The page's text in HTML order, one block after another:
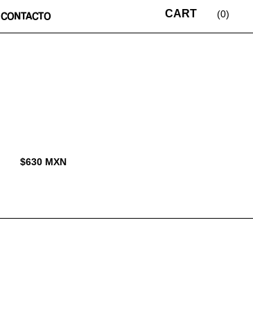
CONTACTO 0
$630 MXN